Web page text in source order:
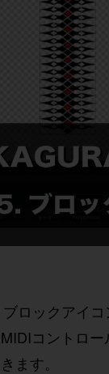
ロックアイコ
コントロー
ます。